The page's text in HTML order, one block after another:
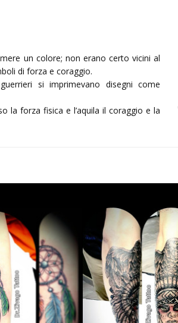
un colore; non erano certo vicini al
di forza e coraggio.
si imprimevano disegni come
la forza fisica e l’aquila il coraggio e la